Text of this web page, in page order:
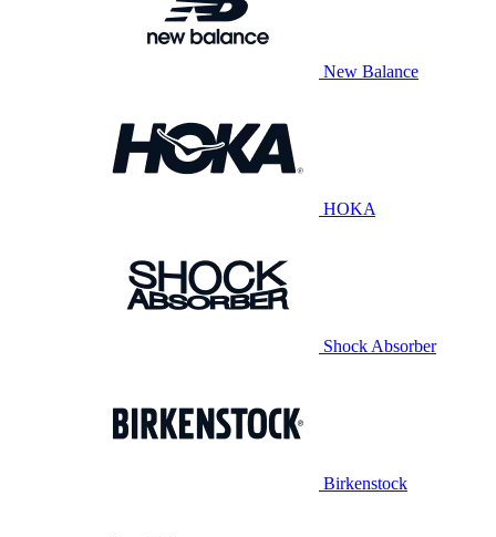
New Balance
HOKA
Shock Absorber
Birkenstock